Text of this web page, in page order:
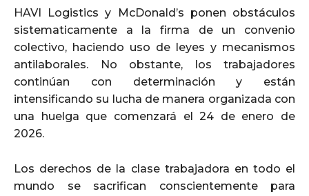
HAVI Logistics y McDonald’s ponen obstáculos
sistematicamente a la firma de un convenio
colectivo, haciendo uso de leyes y mecanismos
antilaborales. No obstante, los trabajadores
continúan con determinación y están
intensificando su lucha de manera organizada con
una huelga que comenzará el 24 de enero de
2026.
Los derechos de la clase trabajadora en todo el
mundo se sacrifican conscientemente para